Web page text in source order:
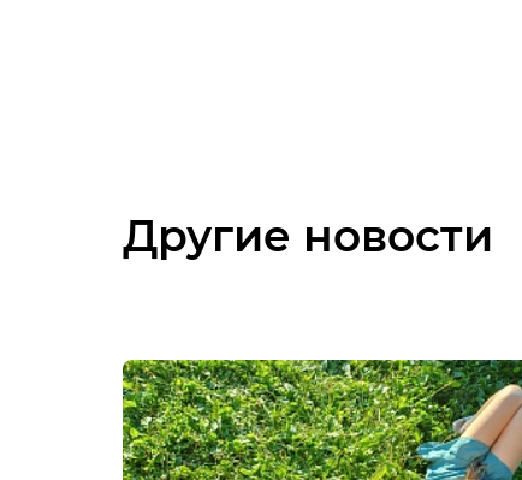
Другие новости